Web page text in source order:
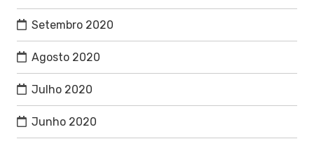
Setembro 2020
Agosto 2020
Julho 2020
Junho 2020